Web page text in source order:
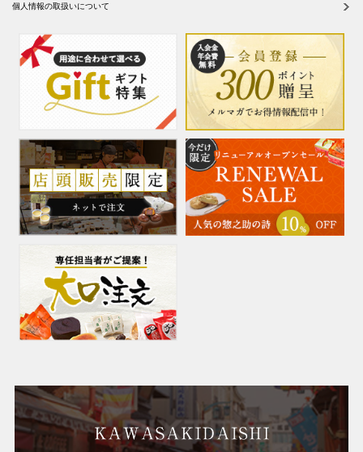
個人情報の取扱いについて